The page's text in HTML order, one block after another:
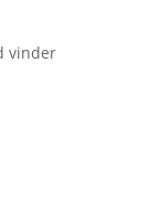
vinder